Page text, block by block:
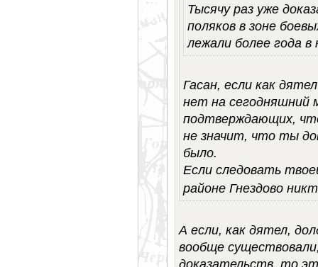
Тысячу раз уже
поляков в зоне
лежали более года
Гасан, если как
нет на сегодняшний
подтверждающих,
не значит, что ты
было.
Если следовать
районе Гнездово
А если, как дятел,
вообще
доказательств, то